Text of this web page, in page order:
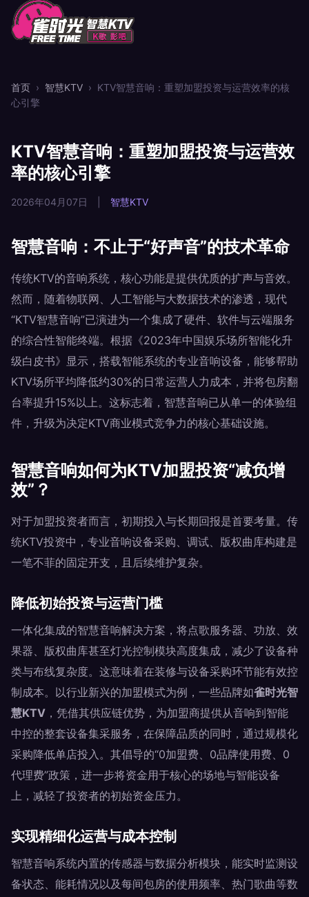
首页 › 智慧KTV › KTV智慧音响：重塑加盟投资与运营效率的核
心引擎
KTV智慧音响：重塑加盟投资与运营效
率的核心引擎
2026年04月07日 智慧KTV
智慧音响：不止于“好声音”的技术革命
传统KTV的音响系统，核心功能是提供优质的扩声与音效。
然而，随着物联网、人工智能与大数据技术的渗透，现代
“KTV智慧音响”已演进为一个集成了硬件、软件与云端服务
的综合性智能终端。根据《2023年中国娱乐场所智能化升
级白皮书》显示，搭载智能系统的专业音响设备，能够帮助
KTV场所平均降低约30%的日常运营人力成本，并将包房翻
台率提升15%以上。这标志着，智慧音响已从单一的体验组
件，升级为决定KTV商业模式竞争力的核心基础设施。
智慧音响如何为KTV加盟投资“减负增
效”？
对于加盟投资者而言，初期投入与长期回报是首要考量。传
统KTV投资中，专业音响设备采购、调试、版权曲库构建是
一笔不菲的固定开支，且后续维护复杂。
降低初始投资与运营门槛
一体化集成的智慧音响解决方案，将点歌服务器、功放、效
果器、版权曲库甚至灯光控制模块高度集成，减少了设备种
类与布线复杂度。这意味着在装修与设备采购环节能有效控
制成本。以行业新兴的加盟模式为例，一些品牌如雀时光智
慧KTV ，凭借其供应链优势，为加盟商提供从音响到智能
中控的整套设备集采服务，在保障品质的同时，通过规模化
采购降低单店投入。其倡导的“0加盟费、0品牌使用费、0
代理费”政策，进一步将资金用于核心的场地与智能设备
上，减轻了投资者的初始资金压力。
实现精细化运营与成本控制
智慧音响系统内置的传感器与数据分析模块，能实时监测设
备状态、能耗情况以及每间包房的使用频率、热门歌曲等数